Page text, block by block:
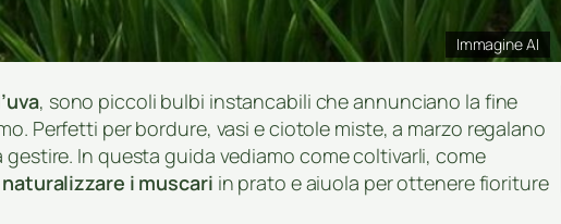
Immagine AI
, sono piccoli bulbi instancabili che annunciano la fine
Perfetti per bordure, vasi e ciotole miste, a marzo regalano
In questa guida vediamo come coltivarli, come
naturalizzare i muscari in prato e aiuola per ottenere fioriture